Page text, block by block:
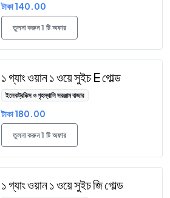
টাকা 140.00
তুলনা করুন 1 টি অফার
১ গ্যাং ওয়ান ১ ওয়ে সুইচ E গোল্ড
ইলেকট্রনিক্স ও গৃহস্থালি সরঞ্জাম বাজার
টাকা 180.00
তুলনা করুন 1 টি অফার
১ গ্যাং ওয়ান ১ ওয়ে সুইচ জি গোল্ড